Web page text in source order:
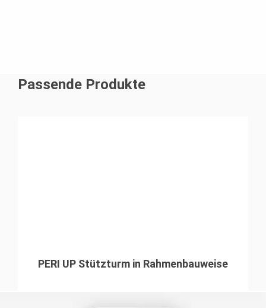
Passende Produkte
PERI UP Stützturm in Rahmenbauweise